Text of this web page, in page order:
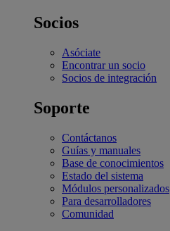
Socios
Asóciate
Encontrar un socio
Socios de integración
Soporte
Contáctanos
Guías y manuales
Base de conocimientos
Estado del sistema
Módulos personalizados
Para desarrolladores
Comunidad